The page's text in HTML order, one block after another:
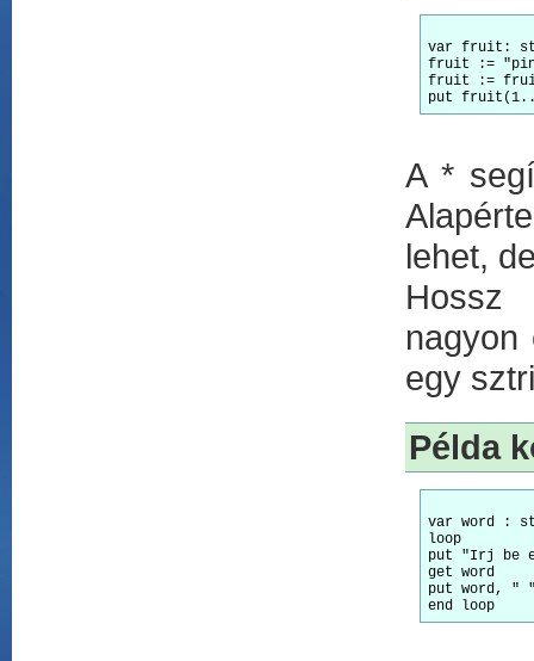
var fruit:
fruit :=
fruit :=
A *
lehet,
Hossz
nagyon
egy
Példa
var word :
loop
put "Irj be
get word
put word, "